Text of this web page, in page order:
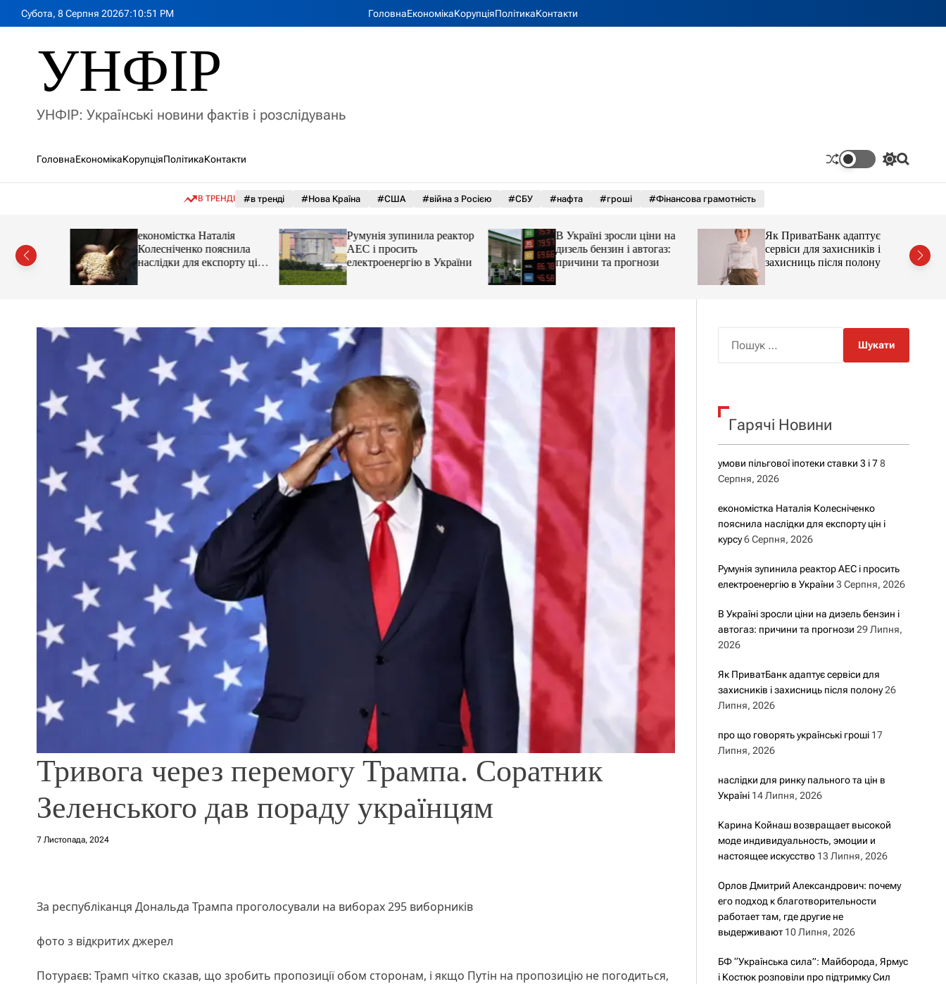
Субота, 8 Серпня 20267:10:53 PM ГоловнаЕкономікаКорупціяПолітикаКонтакти
УНФІР
УНФІР: Українські новини фактів і розслідувань
ГоловнаЕкономікаКорупціяПолітикаКонтакти
П
к
а
ч
р
о
у
П
В ТРЕНДІ #в тренді #Нова Країна #США #війна з Росією #СБУ #нафта #гроші #Фінансова грамотність
економістка Наталія
Колесніченко пояснила
наслідки для експорту цін і
курсу
Румунія зупинила реактор
АЕС і просить
електроенергію в України
В Україні зросли ціни на
дизель бензин і автогаз:
причини та прогнози
Як ПриватБанк адаптує
сервіси для захисників і
захисниць після полону
Тривога через перемогу Трампа. Соратник
Зеленського дав пораду українцям
7 Листопада, 2024
За республіканця Дональда Трампа проголосували на виборах 295 виборників
фото з відкритих джерел
Потураєв: Трамп чітко сказав, що зробить пропозиції обом сторонам, і якщо Путін на пропозицію не погодиться,
к
Гарячі Новини
умови пільгової іпотеки ставки 3 і 7 8
Серпня, 2026
економістка Наталія Колесніченко
пояснила наслідки для експорту цін і
курсу 6 Серпня, 2026
Румунія зупинила реактор АЕС і просить
електроенергію в України 3 Серпня, 2026
В Україні зросли ціни на дизель бензин і
автогаз: причини та прогнози 29 Липня,
2026
Як ПриватБанк адаптує сервіси для
захисників і захисниць після полону 26
Липня, 2026
про що говорять українські гроші 17
Липня, 2026
наслідки для ринку пального та цін в
Україні 14 Липня, 2026
Карина Койнаш возвращает высокой
моде индивидуальность, эмоции и
настоящее искусство 13 Липня, 2026
Орлов Дмитрий Александрович: почему
его подход к благотворительности
работает там, где другие не
выдерживают 10 Липня, 2026
БФ “Українська сила”: Майборода, Ярмус
і Костюк розповіли про підтримку Сил